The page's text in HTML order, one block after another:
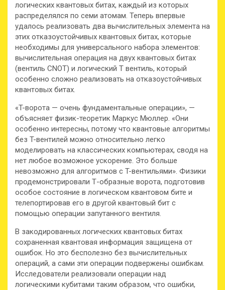
логических квантовых битах, каждый из которых
распределялся по семи атомам. Теперь впервые
удалось реализовать два вычислительных элемента на
этих отказоустойчивых квантовых битах, которые
необходимы для универсального набора элементов:
вычислительная операция на двух квантовых битах
(вентиль CNOT) и логический T вентиль, который
особенно сложно реализовать на отказоустойчивых
квантовых битах.
«T-ворота — очень фундаментальные операции», —
объясняет физик-теоретик Маркус Мюллер. «Они
особенно интересны, потому что квантовые алгоритмы
без T-вентилей можно относительно легко
моделировать на классических компьютерах, сводя на
нет любое возможное ускорение. Это больше
невозможно для алгоритмов с T-вентильями». Физики
продемонстрировали Т-образные ворота, подготовив
особое состояние в логическом квантовом бите и
телепортировав его в другой квантовый бит с
помощью операции запутанного вентиля.
В закодированных логических квантовых битах
сохраненная квантовая информация защищена от
ошибок. Но это бесполезно без вычислительных
операций, а сами эти операции подвержены ошибкам.
Исследователи реализовали операции над
логическими кубитами таким образом, что ошибки,